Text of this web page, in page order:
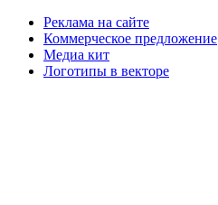
Реклама на сайте
Коммерческое предложение
Медиа кит
Логотипы в векторе